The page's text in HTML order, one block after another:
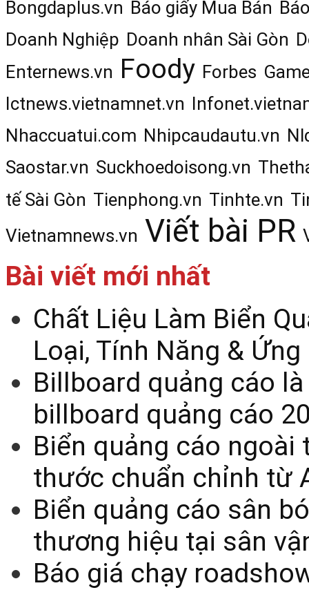
Bongdaplus.vn Báo giấy Mua Bán
Doanh Nghiệp Doanh nhân Sài Gòn
Enternews.vn Foody Forbes
Ictnews.vietnamnet.vn
Nhaccuatui.com Nhipcaudautu.vn
Saostar.vn Suckhoedoisong.vn
tế Sài Gòn Tienphong.vn Tinhte.vn
Vietnamnews.vn Viết bài PR
Bài viết mới nhất
Chất Liệu Làm Biển
Loại, Tính Năng &
Billboard quảng cáo
billboard quảng cáo
Biển quảng cáo
thước chuẩn chỉnh từ
Biển quảng cáo sân
thương hiệu tại sân
Báo giá chạy